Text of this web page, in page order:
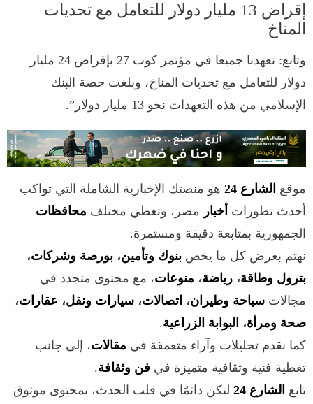
إقراض 13 مليار دولار للتعامل مع تحديات
المناخ
وتابع: تعهدنا جميعا في مؤتمر كوب 27 بإقراض 24 مليار
دولار للتعامل مع تحديات المناخ، وبلغت حصة البنك
الإسلامي من هذه التعهدات نحو 13 مليار دولار”.
موقع الشارع 24
هو منصتك الإخبارية الشاملة التي تواكب
أحدث تطورات أخبار مصر، وتغطي مختلف محافظات
الجمهورية بمتابعة دقيقة ومستمرة.
نهتم بعرض كل ما يخص بنوك وتأمين، بورصة وشركات،
بترول وطاقة، رياضة، منوعات، مع محتوى متجدد في
مجالات سياحة وطيران، اتصالات، سيارات ونقل، عقارات،
صحة ومرأة، البوابة الزراعية.
كما نقدم تحليلات وآراء متعمقة في مقالات، إلى جانب
تغطية فنية وثقافية متميزة في فن وثقافة.
تابع الشارع 24
لتكن دائمًا في قلب الحدث، بمحتوى موثوق